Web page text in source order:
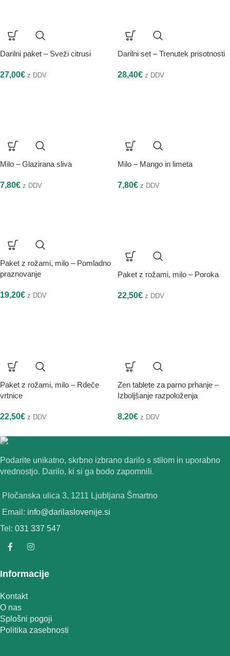
Darilni paket – Sveži citrusi
27,00€ z DDV
Darilni set – Trenutek prisotnosti
28,40€ z DDV
Milo – Glazirana sliva
7,80€ z DDV
Milo – Mango in limeta
7,80€ z DDV
Paket z rožami, milo – Pomladno
praznovanje
19,20€ z DDV
Paket z rožami, milo – Poroka
22,50€ z DDV
Paket z rožami, milo – Rdeče
vrtnice
22,50€ z DDV
Zen tablete za parno prhanje –
Izboljšanje razpoloženja
8,20€ z DDV
Podarite unikatno, skrbno izbrano darilo s stilom in uporabno
vrednostjo. Darilo, ki si ga bodo zapomnili.
Pločanska ulica 3, 1211 Ljubljana Šmartno
Email: info@darilaslovenije.si
Tel: 031 337 547
Informacije
Kontakt
O nas
Splošni pogoji
Politika zasebnosti